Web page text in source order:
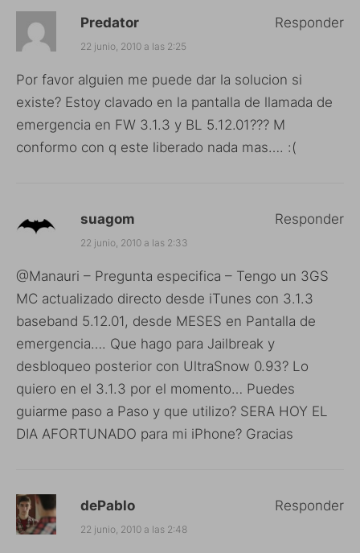
Predator
22 junio, 2010 a las 2:25
Por favor alguien me puede dar la solucion si
existe? Estoy clavado en la pantalla de llamada de
emergencia en FW 3.1.3 y BL 5.12.01??? M
conformo con q este liberado nada mas…. :(
Responder
suagom
22 junio, 2010 a las 2:33
@Manauri – Pregunta especifica – Tengo un 3GS
MC actualizado directo desde iTunes con 3.1.3
baseband 5.12.01, desde MESES en Pantalla de
emergencia…. Que hago para Jailbreak y
desbloqueo posterior con UltraSnow 0.93? Lo
quiero en el 3.1.3 por el momento… Puedes
guiarme paso a Paso y que utilizo? SERA HOY EL
DIA AFORTUNADO para mi iPhone? Gracias
Responder
dePablo
22 junio, 2010 a las 2:48
Responder